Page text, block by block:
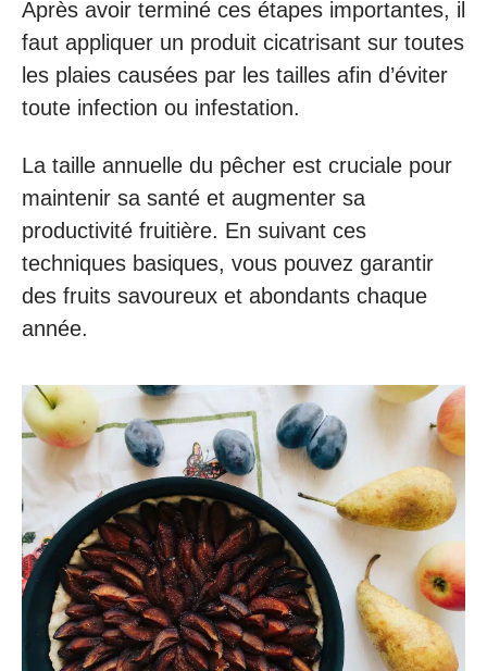
Après avoir terminé ces étapes importantes, il
faut appliquer un produit cicatrisant sur toutes
les plaies causées par les tailles afin d’éviter
toute infection ou infestation.
La taille annuelle du pêcher est cruciale pour
maintenir sa santé et augmenter sa
productivité fruitière. En suivant ces
techniques basiques, vous pouvez garantir
des fruits savoureux et abondants chaque
année.